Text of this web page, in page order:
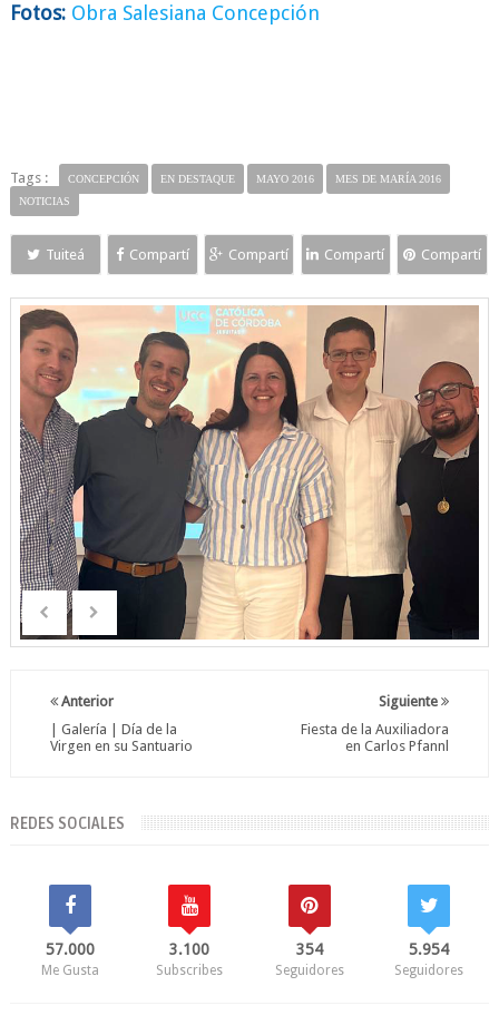
Fotos: Obra Salesiana Concepción
Tags : CONCEPCIÓN EN DESTAQUE MAYO 2016
MES DE MARÍA 2016
NOTICIAS
Tuiteá Compartí Compartí Compartí Compartí
Siguiente
Fiesta de la Auxiliadora
en Carlos Pfannl
Anterior
| Galería | Día de la
Virgen en su Santuario
REDES SOCIALES
57.000
Me Gusta
3.100
Subscribes
354
Seguidores
5.954
Seguidores